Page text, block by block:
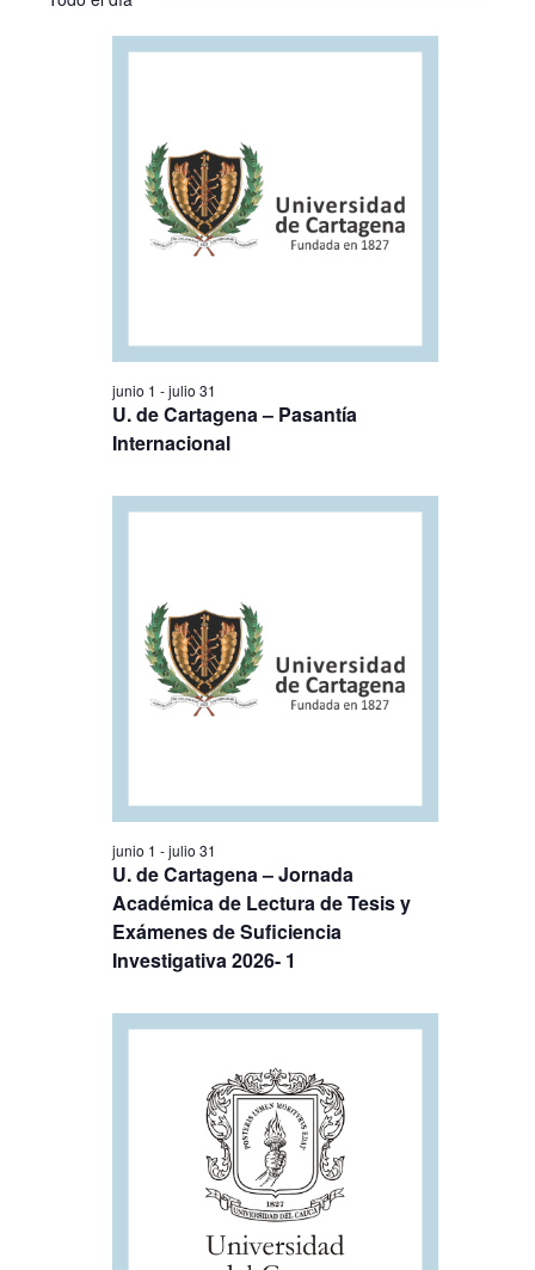
y
U. de Cartagena – Pasantía
Internacional
junio 1 -julio 31
U. de Cartagena – Jornada
Académica de Lectura de Tesis y
Exámenes de Suficiencia
Investigativa 2026- 1
junio 1 -julio 31